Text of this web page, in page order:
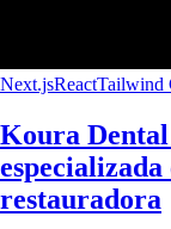
Next.jsReactTailwind
Koura
restauradora